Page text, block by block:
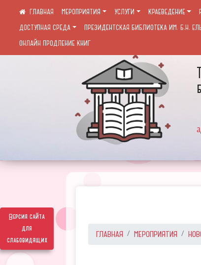
Версия сайта
для
слабовидящих
МЕРОПРИЯТИЯ УСЛУГИ КРАЕВЕДЕНИЕ
ДОСТУПНАЯ СРЕДА
ПРЕЗИДЕНТСКАЯ БИБЛИОТЕКА ИМ. Б.Н.
ОНЛАЙН ПРОДЛЕНИЕ КНИГ
ГЛАВНАЯ МЕРОПРИЯТИЯ